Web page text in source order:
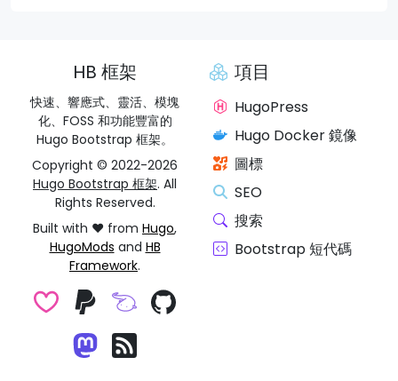
HB 框架
快速、響應式、靈活、模塊
化、FOSS 和功能豐富的
Hugo Bootstrap 框架。
Copyright © 2022-2026
Hugo Bootstrap 框架. All
Rights Reserved.
Built with ❤️ from Hugo,
HugoMods and HB
Framework.
項目
HugoPress
Hugo Docker 鏡像
圖標
SEO
搜索
Bootstrap 短代碼